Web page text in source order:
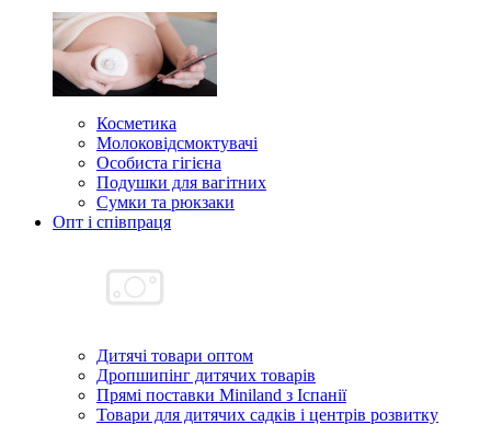
Косметика
Молоковідсмоктувачі
Особиста гігієна
Подушки для вагітних
Сумки та рюкзаки
Опт і співпраця
Дитячі товари оптом
Дропшипінг дитячих товарів
Прямі поставки Miniland з Іспанії
Товари для дитячих садків і центрів розвитку